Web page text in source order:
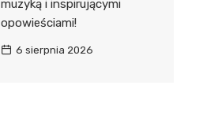
muzyką i inspirującymi
opowieściami!
6 sierpnia 2026